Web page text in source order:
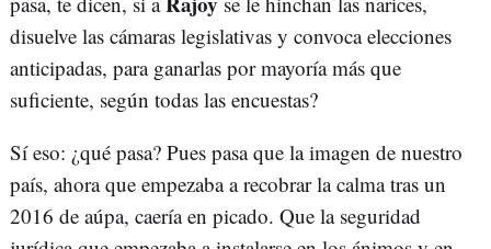
disuelve las cámaras legislativas y convoca elecciones
anticipadas, para ganarlas por mayoría más que
suficiente, según todas las encuestas?
Sí eso: ¿qué pasa? Pues pasa que la imagen de nuestro
país, ahora que empezaba a recobrar la calma tras un
2016 de aúpa, caería en picado. Que la seguridad